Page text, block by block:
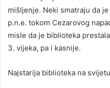
mišljenje. Neki smatraju da
p.n.e. tokom Cezarovog
misle da je biblioteka
3. vijeka, pa i kasnije.
Najstarija biblioteka na svijetu